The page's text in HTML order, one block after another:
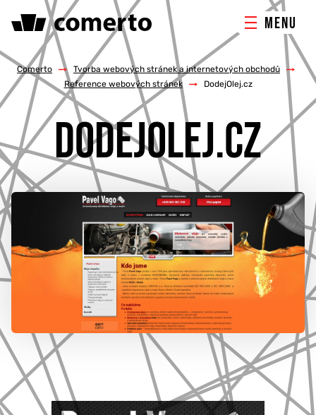
MENU
ONLINE MARKETING
TVORBA WEBU
PORADENSTVÍ & ŠKOLENÍ
REFERENCE
O NÁS
KONTAKTY
777 353 464
Comerto / Tvorba webových stránek a internetových obchodů
/
Reference webových stránek
/ DodejOlej.cz
DODEJOLEJ.CZ